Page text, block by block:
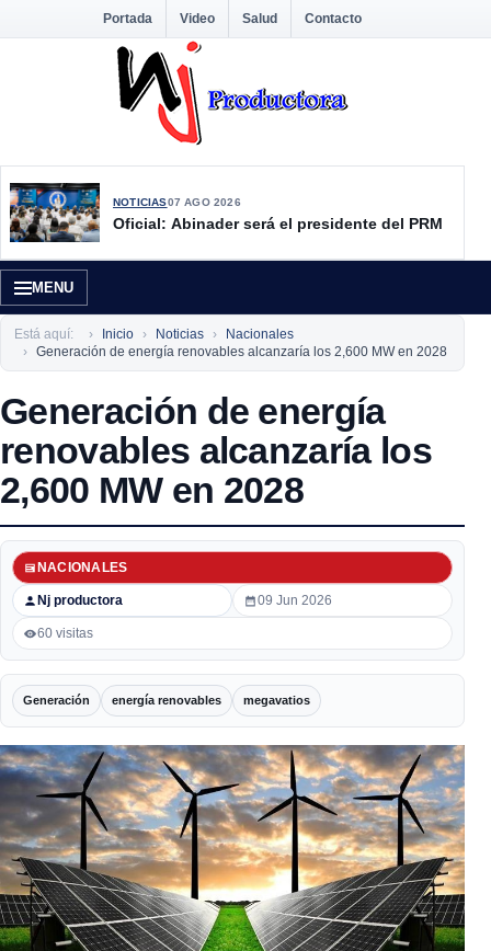
Portada Video Salud Contacto
NOTICIAS07 AGO 2026
Oficial: Abinader será el presidente del PRM
MENU
Está aquí: Inicio Noticias
Nacionales
Generación de energía renovables alcanzaría los 2,600 MW en 2028
Generación de energía
renovables alcanzaría los
2,600 MW en 2028
Nj productora
NACIONALES
09 Jun 2026
60 visitas
Generación energía renovables megavatios